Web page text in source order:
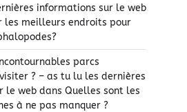
informations sur le web
les meilleurs endroits pour
parcs
? – as tu lu les dernières
le web dans Quelles sont les
à ne pas manquer ?